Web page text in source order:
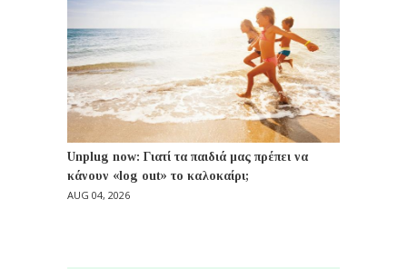
Unplug now: Γιατί τα παιδιά μας πρέπει να
κάνουν «log out» το καλοκαίρι;
AUG 04, 2026